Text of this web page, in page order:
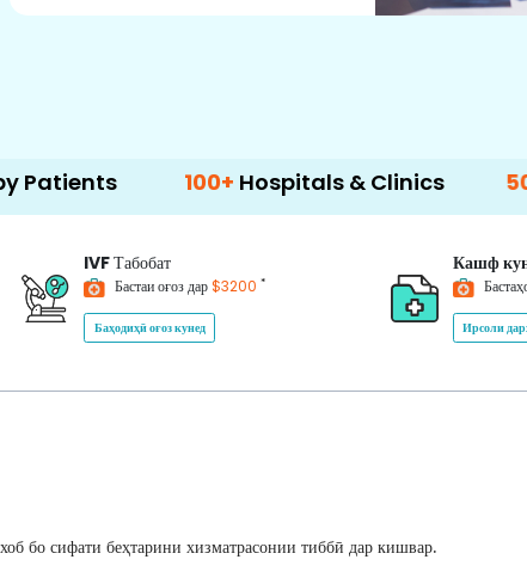
100+Hospitals & Clinics 500+
IVFТабобат
Бастаи оғоз дар$3200 *
Баҳодиҳӣ оғоз кунед
Кашф
Ирсоли
бо сифати беҳтарини хизматрасонии тиббӣ дар кишвар.